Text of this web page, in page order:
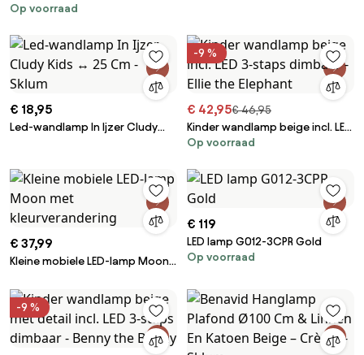
3-staps dimbaar - Benny the
Op voorraad
€ 18,95
Led-wandlamp In Ijzer Cludy
-9 %
€ 42,95€ 46,95
Kinder wandlamp beige incl. LED
3-staps dimbaar - Ellie the
Op voorraad
€ 37,99
Kleine mobiele LED-lamp Moon
€ 119
LED lamp G012-3CPR Gold
Op voorraad
-9 %